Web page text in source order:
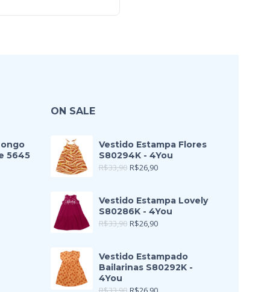
5645
ON SALE
Vestido Estampa Flores
S80294K - 4You
R$33,90 R$26,90
Vestido Estampa Lovely
S80286K - 4You
R$33,90 R$26,90
Vestido Estampado
Bailarinas S80292K -
4You